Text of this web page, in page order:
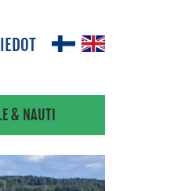
& NAUTI